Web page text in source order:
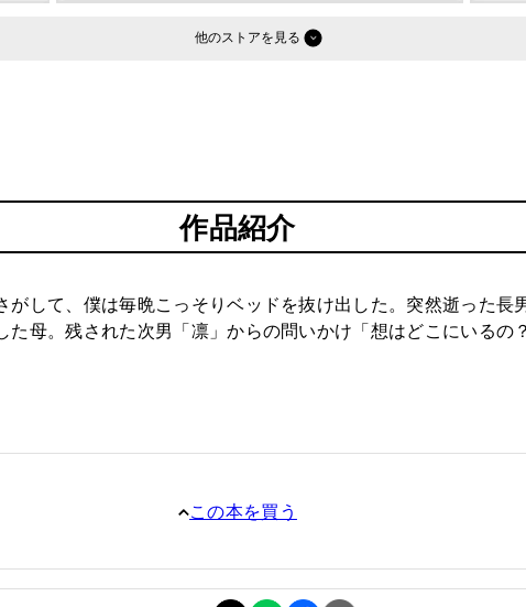
他のストア
作品紹介
がして、僕は毎晩こっそりベッドを抜け出した。突然逝った
母。残された次男「凛」からの問いかけ「想はどこにいるの
この本を買う